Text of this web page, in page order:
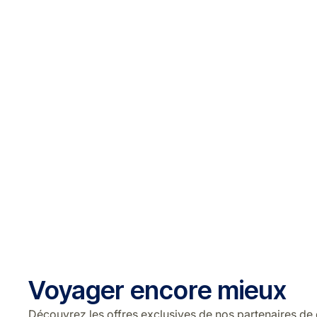
Voyager encore mieux
Découvrez les offres exclusives de nos partenaires